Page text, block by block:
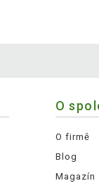
O
O firmě
Blog
Magazín